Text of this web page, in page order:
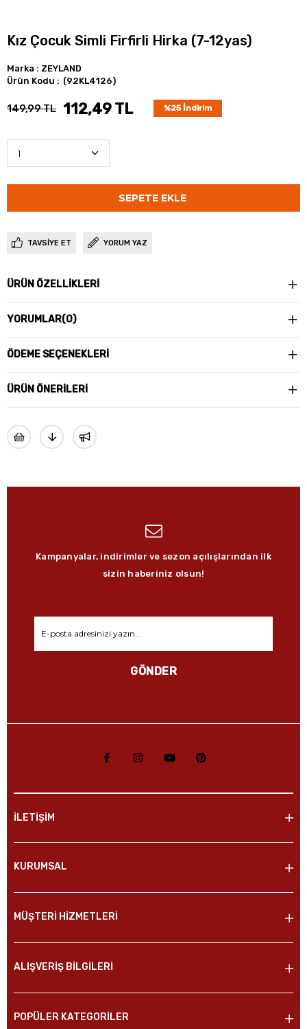
Kız Çocuk Simli Firfirli Hirka (7-12yas)
Marka : ZEYLAND
(92KL4126)
149,99 TL 112,49 TL %25 İndirim
TAVSIYE ET YORUM YAZ
ÜRÜN ÖZELLIKLERI
YORUMLAR(0)
ÖDEME SEÇENEKLERI
ÜRÜN ÖNERILERI
Kampanyalar, indirimler ve sezon açılışlarından ilk
sizin haberiniz olsun!
GÖNDER
İLETİŞİM
KURUMSAL
MÜŞTERİ HİZMETLERİ
ALIŞVERİŞ BİLGİLERİ
POPÜLER KATEGORİLER